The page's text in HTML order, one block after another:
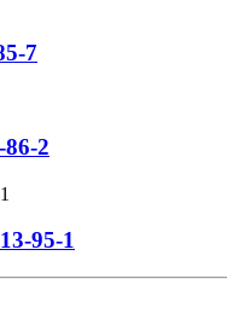
7
2
95-1